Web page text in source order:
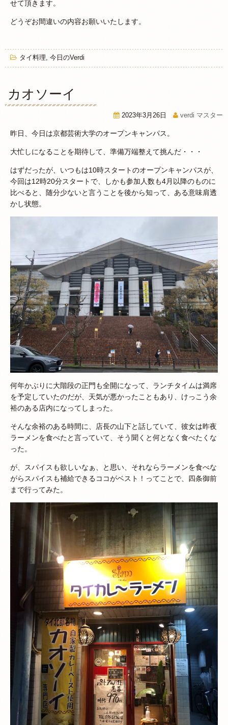
せて頂きます。
どうぞお間違いの内容お願いいたします。
タイ料理, 今日のVerdi
カオソーイ
2023年3月26日 verdi マスター
昨日、今日は京都芸術大学のオープンキャンパス。
大忙しになることを期待して、準備万端整えて挑んだ・・・
はずだったが、いつもは10時スタートのオープンキャンパスが、
今回は12時20分スタートで、しかも参加人数も4月以降のものに
比べると、随分少ないと言うことを後から知って、ある意味肩透
かし状態。
何年かぶりに大階段の正門も全開になって、ランチタイムは満席
を予定していたのだが、天気が悪かったこともあり、けっこう余
裕のある店内になってしまった。
そんな余裕のある時間に、店長の山下と話していて、彼女は昨夜
ラーメンを食べたと言っていて、そう聞くと何となく食べたくな
った。
が、スパイスも欲しいなぁ、と思い、それならラーメンを食べな
がらスパイスも補給できるココがベスト！ってことで、四条御前
まで行ってみた。